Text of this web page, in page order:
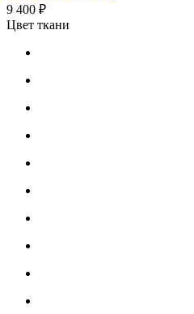
9 400 ₽
Цвет ткани